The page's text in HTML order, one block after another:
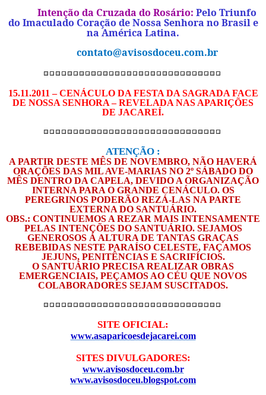
Intenção da Cruzada do Rosário: Pelo Triunfo
do Imaculado Coração de Nossa Senhora no Brasil e
na América Latina.
contato@avisosdoceu.com.br
15.11.2011 – CENÁCULO DA FESTA DA SAGRADA FACE
DE NOSSA SENHORA – REVELADA NAS APARIÇÕES
DE JACAREÍ.
ATENÇÃO :
A PARTIR DESTE MÊS DE NOVEMBRO, NÃO HAVERÁ
ORAÇÕES DAS MIL AVE-MARIAS NO 2º SÁBADO DO
MÊS DENTRO DA CAPELA, DEVIDO A ORGANIZAÇÃO
INTERNA PARA O GRANDE CENÁCULO. OS
PEREGRINOS PODERÃO REZÁ-LAS NA PARTE
EXTERNA DO SANTUÁRIO.
OBS.: CONTINUEMOS A REZAR MAIS INTENSAMENTE
PELAS INTENÇÕES DO SANTUÁRIO. SEJAMOS
GENEROSOS Á ALTURA DE TANTAS GRAÇAS
REBEBIDAS NESTE PARAÍSO CELESTE, FAÇAMOS
JEJUNS, PENITÊNCIAS E SACRIFÍCIOS.
O SANTUÁRIO PRECISA REALIZAR OBRAS
EMERGENCIAIS, PEÇAMOS AO CÉU QUE NOVOS
COLABORADORES SEJAM SUSCITADOS.
SITE OFICIAL:
www.asaparicoesdejacarei.com
SITES DIVULGADORES:
www.avisosdoceu.com.br
www.avisosdoceu.blogspot.com